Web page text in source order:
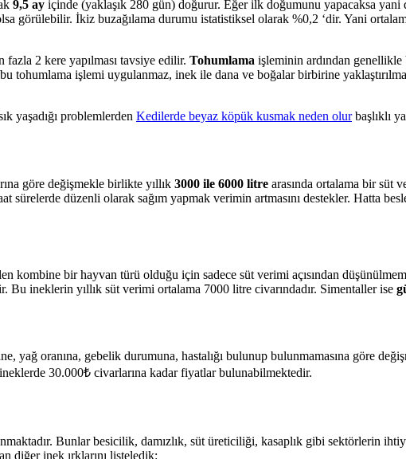
9,5 ay içinde (yaklaşık 280 gün) doğurur. Eğer ilk doğumunu yapacaksa
görülebilir. İkiz buzağılama durumu istatistiksel olarak %0,2 ‘dir. Yani
2 kere yapılması tavsiye edilir. Tohumlama işleminin ardından
tohumlama işlemi uygulanmaz, inek ile dana ve boğalar birbirine
yaşadığı problemlerden Kedilerde beyaz köpük kusmak neden olurbaşlıklı
göre değişmekle birlikte yıllık 3000 ile 6000 litre arasında ortalama bir süt
sürelerde düzenli olarak sağım yapmak verimin artmasını destekler. Hatta
kombine bir hayvan türü olduğu için sadece süt verimi açısından
Bu ineklerin yıllık süt verimi ortalama 7000 litre civarındadır. Simentaller ise
yağ oranına, gebelik durumuna, hastalığı bulunup bulunmamasına göre
30.000₺ civarlarına kadar fiyatlar bulunabilmektedir.
Bunlar besicilik, damızlık, süt üreticiliği, kasaplık gibi sektörlerin
diğer inek ırklarını listeledik: